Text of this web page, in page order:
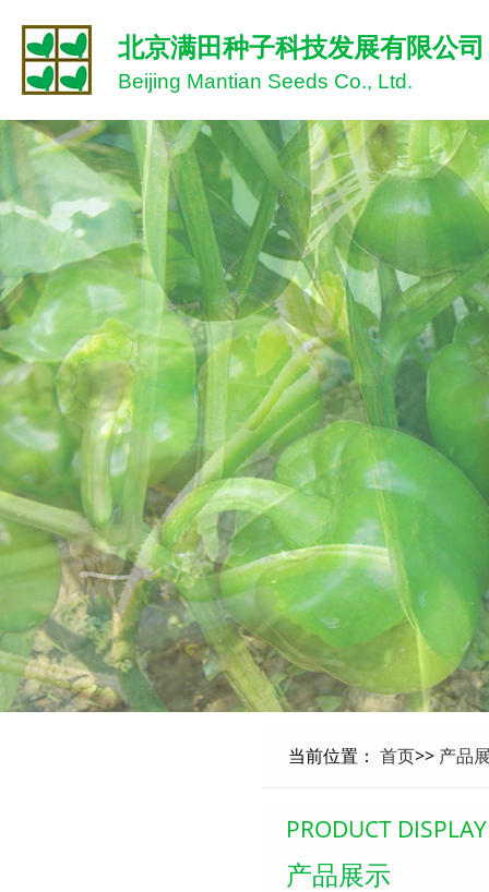
北京满田种子科技发展有限公司
Beijing Mantian Seeds Co., Ltd.
当前位置： 首页>> 产品
PRODUCT DISPLAY
产品展示